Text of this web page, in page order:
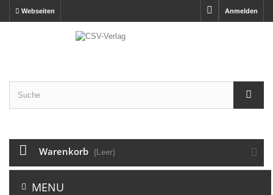
Anmelden
Webseiten
Warenkorb (Leer)
MENU